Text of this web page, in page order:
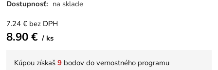
Dostupnosť: na sklade
7.24 € bez DPH
8.90€ ks
Kúpou získaš9 bodov do vernostného programu